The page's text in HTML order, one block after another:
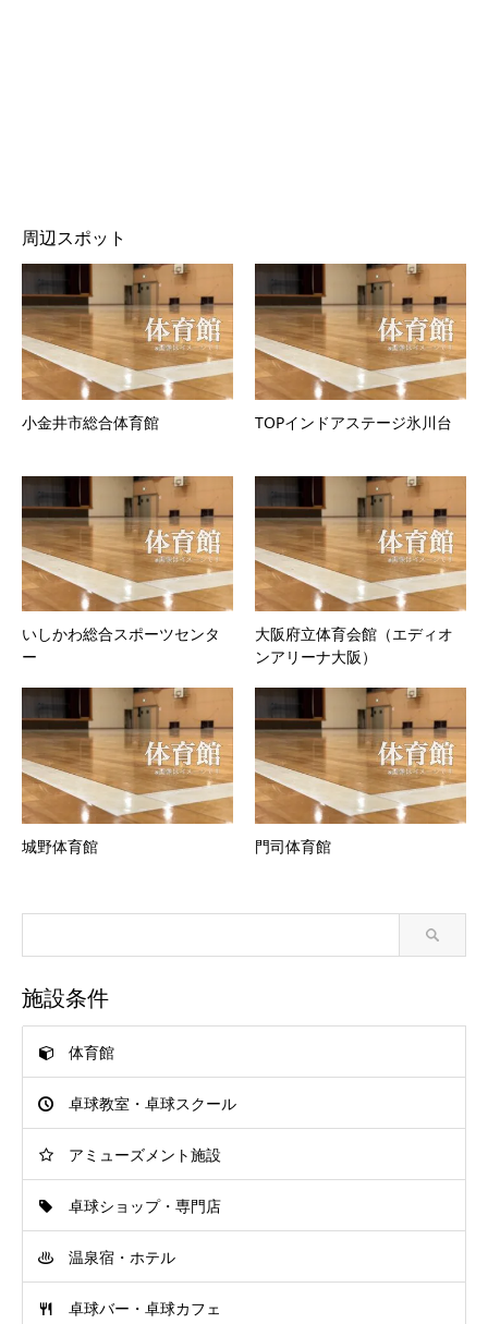
周辺スポット
小金井市総合体育館 TOPインドアステージ氷川台
いしかわ総合スポーツセンタ
ー
大阪府立体育会館（エディオ
ンアリーナ大阪）
城野体育館 門司体育館
施設条件
体育館
卓球教室・卓球スクール
アミューズメント施設
卓球ショップ・専門店
温泉宿・ホテル
卓球バー・卓球カフェ